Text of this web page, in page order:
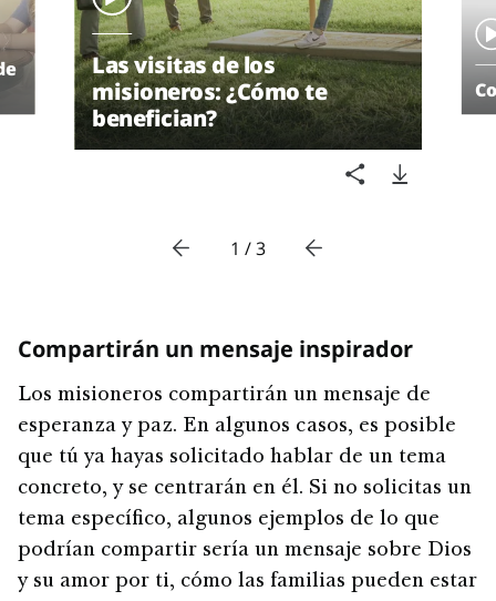
Las visitas de los
misioneros: ¿Cómo te
benefician?
1 / 3
Compartirán un mensaje inspirador
Los misioneros compartirán un mensaje de
esperanza y paz. En algunos casos, es posible
que tú ya hayas solicitado hablar de un tema
concreto, y se centrarán en él. Si no solicitas un
tema específico, algunos ejemplos de lo que
podrían compartir sería un mensaje sobre Dios
y su amor por ti, cómo las familias pueden estar